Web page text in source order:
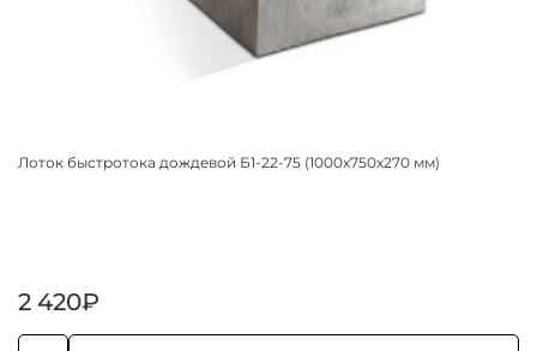
Лоток быстротока дождевой Б1-22-75 (1000x750x270 мм)
2 420₽